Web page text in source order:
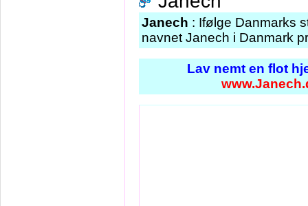
Janech : Ifølge Danmarks
navnet Janech i Danmark
Lav nemt en flot